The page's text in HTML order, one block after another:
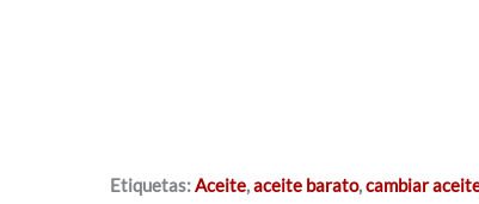
Etiquetas:Aceite,aceite barato,cambiar